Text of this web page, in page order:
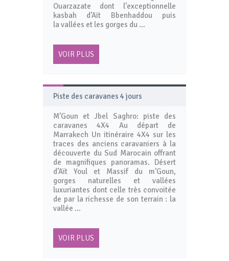
Ouarzazate dont l’exceptionnelle
kasbah d’Aït Bbenhaddou puis
la vallées et les gorges du …
VOIR PLUS
Piste des caravanes 4 jours
M’Goun et Jbel Saghro: piste des
caravanes 4X4 Au départ de
Marrakech Un itinéraire 4X4 sur les
traces des anciens caravaniers à la
découverte du Sud Marocain offrant
de magnifiques panoramas. Désert
d’Aït Youl et Massif du m’Goun,
gorges naturelles et vallées
luxuriantes dont celle très convoitée
de par la richesse de son terrain : la
vallée …
VOIR PLUS